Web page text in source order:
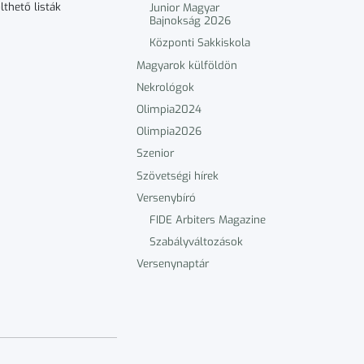
listák
Junior Magyar
Bajnokság 2026
Központi Sakkiskola
Magyarok külföldön
Nekrológok
Olimpia2024
Olimpia2026
Szenior
Szövetségi hírek
Versenybíró
FIDE Arbiters Magazine
Szabályváltozások
Versenynaptár